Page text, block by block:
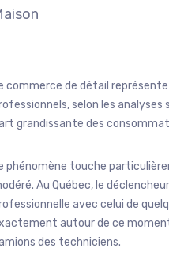
commerce de détail
selon les
grandissante des
phénomène touche
Au Québec, le
avec celui de
autour de ce
des techniciens.